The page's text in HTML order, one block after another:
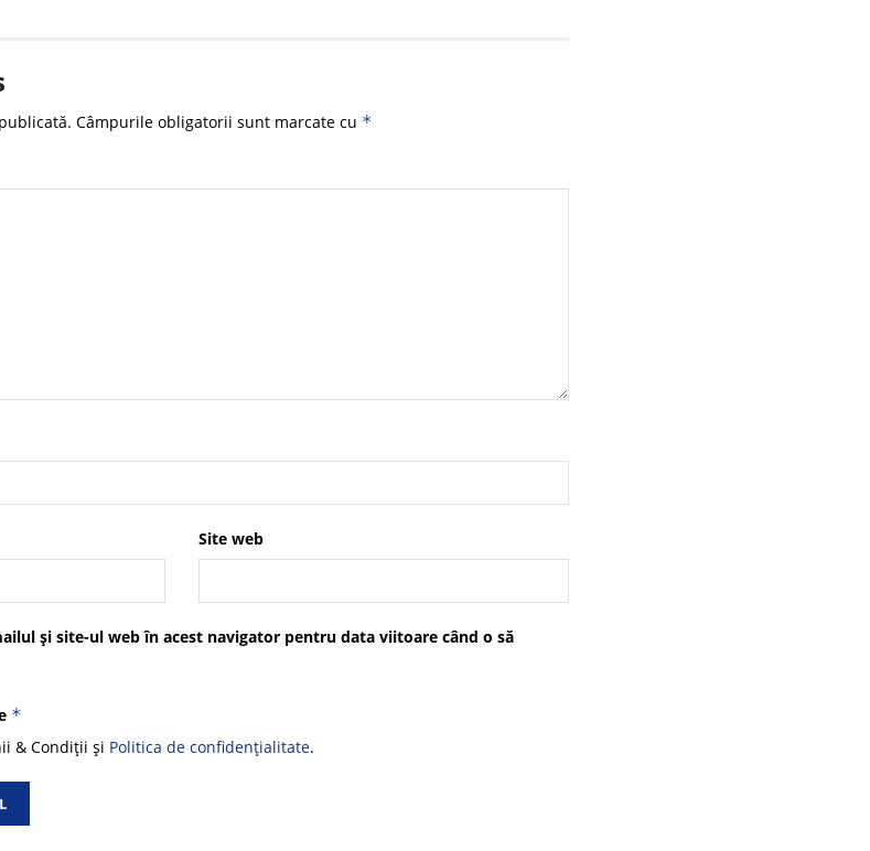
Câmpurile obligatorii sunt marcate cu *
Site web
și site-ul web în acest navigator pentru data viitoare când o să
*
& Condiții și Politica de confidențialitate.